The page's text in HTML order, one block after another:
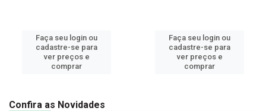
Faça seu login ou
cadastre-se para
ver preços e
comprar
Faça seu login ou
cadastre-se para
ver preços e
comprar
Confira as Novidades